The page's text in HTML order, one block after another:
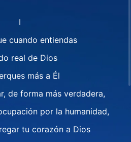
I
cuando entiendas
real de Dios
más a Él
de forma más verdadera,
por la humanidad,
tu corazón a Dios